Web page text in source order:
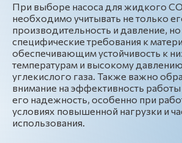
При выборе насоса для жидкого
необходимо учитывать не только
производительность и давление, но
специфические требования к
обеспечивающим устойчивость к
температурам и высокому давлению
углекислого газа. Также важно
внимание на эффективность работы
его надежность, особенно при
условиях повышенной нагрузки и
использования.